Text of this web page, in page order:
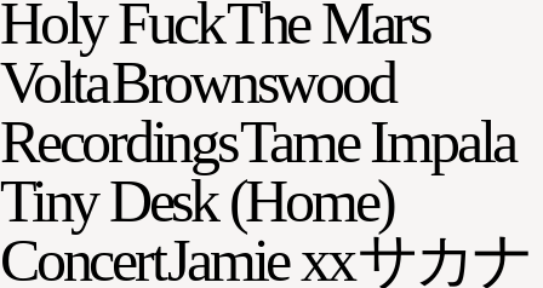
Holy FuckThe Mars
VoltaBrownswood
RecordingsTame Impala
Tiny Desk (Home)
ConcertJamie xxサカナ